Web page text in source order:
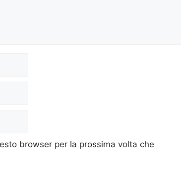
browser per la prossima volta che